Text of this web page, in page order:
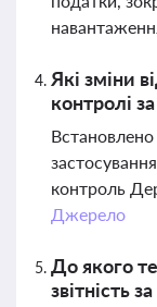
Які зміни
контролі
контроль
Джерело
До якого
звітність